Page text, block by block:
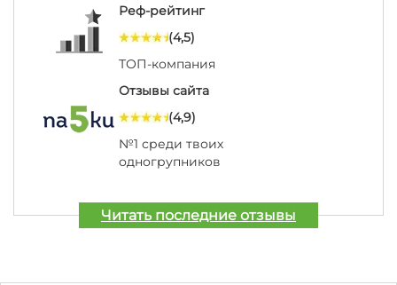
Реф-рейтинг
(4,5)
ТОП-компания
Отзывы сайта
(4,9)
№1 среди твоих
одногрупников
Читать последние отзывы